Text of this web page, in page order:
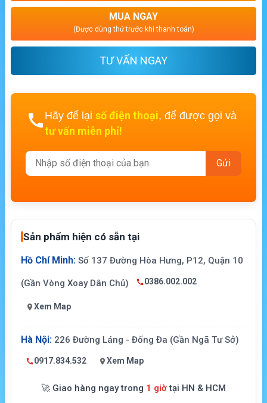
MUA NGAY
(Được dùng thử trước khi thanh toán)
TƯ VẤN NGAY
Hãy để lại số điện thoại, để được gọi và
tư vấn miễn phí!
Sản phẩm hiện có sẵn tại
Hồ Chí Minh: Số 137 Đường Hòa Hưng, P12, Quận 10
(Gần Vòng Xoay Dân Chủ) 0386.002.002
Xem Map
Hà Nội: 226 Đường Láng - Đống Đa (Gần Ngã Tư Sở)
0917.834.532 Xem Map
🚀 Giao hàng ngay trong 1 giờtại HN & HCM